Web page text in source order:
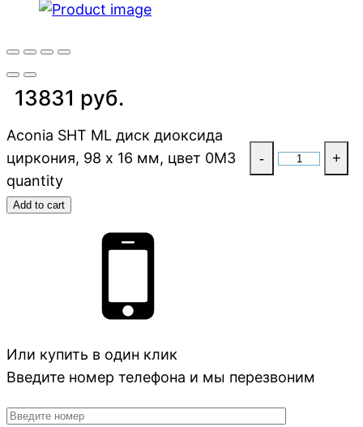
13831 руб.
Aconia SHT ML диск диоксида
циркония, 98 x 16 мм, цвет 0M3
quantity
- +
Add to cart
Или купить в один клик
Введите номер телефона и мы перезвоним